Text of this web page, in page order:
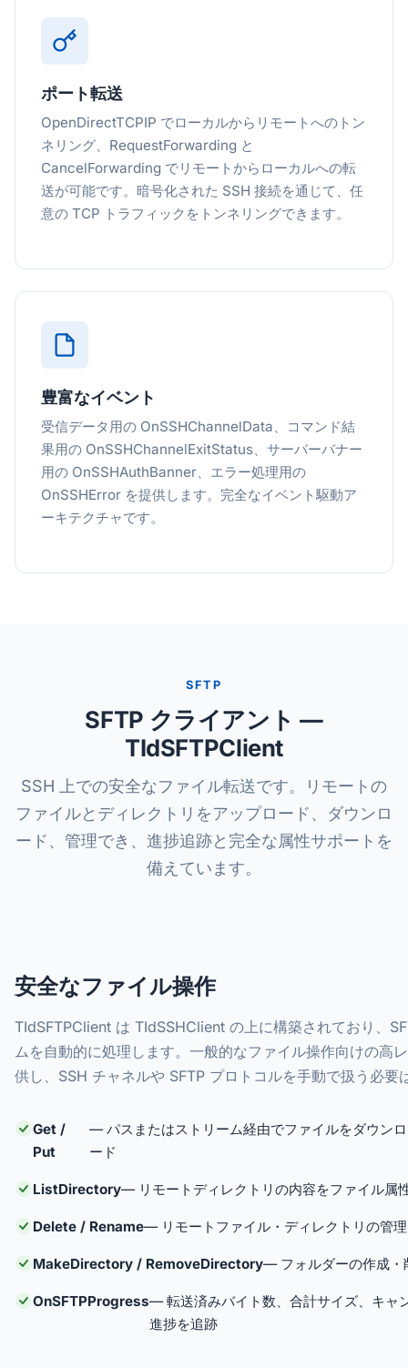
ポート転送
OpenDirectTCPIP でローカルからリモートへのトン
ネリング、RequestForwarding と
CancelForwarding でリモートからローカルへの転
送が可能です。暗号化された SSH 接続を通じて、任
意の TCP トラフィックをトンネリングできます。
豊富なイベント
受信データ用の OnSSHChannelData、コマンド結
果用の OnSSHChannelExitStatus、サーバーバナー
用の OnSSHAuthBanner、エラー処理用の
OnSSHError を提供します。完全なイベント駆動ア
ーキテクチャです。
SFTP
SFTP クライアント —
TIdSFTPClient
SSH 上での安全なファイル転送です。リモートの
ファイルとディレクトリをアップロード、ダウンロ
ード、管理でき、進捗追跡と完全な属性サポートを
備えています。
安全なファイル操作
TIdSFTPClient は TIdSSHClient の上に構築されており、
ムを自動的に処理します。一般的なファイル操作向けの高
供し、SSH チャネルや SFTP プロトコルを手動で扱う必要
Get /
Put
— パスまたはストリーム経由でファイルをダウン
ード
ListDirectory— リモートディレクトリの内容をファイル属
Delete / Rename— リモートファイル・ディレクトリの管理
MakeDirectory / RemoveDirectory— フォルダーの作成・
OnSFTPProgress— 転送済みバイト数、合計サイズ、キャ
進捗を追跡